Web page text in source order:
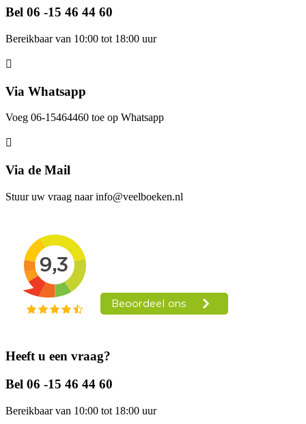
Bel 06 -15 46 44 60
Bereikbaar van 10:00 tot 18:00 uur
Via Whatsapp
Voeg 06-15464460 toe op Whatsapp
Via de Mail
Stuur uw vraag naar info@veelboeken.nl
Heeft u een vraag?
Bel 06 -15 46 44 60
Bereikbaar van 10:00 tot 18:00 uur